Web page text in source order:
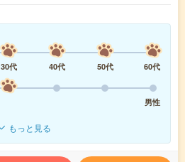
30代 40代 50代
60代
男性
もっと見る